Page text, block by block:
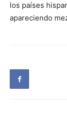
los países
apareciendo